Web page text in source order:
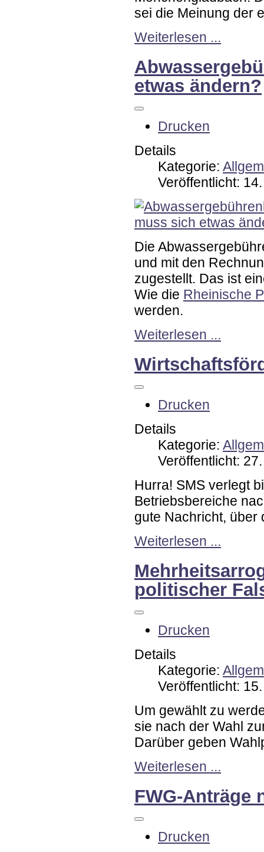
sei die Meinung der
Weiterlesen ...
etwas ändern?
Drucken
Details
Kategorie:
Veröffentlicht:
Die
und mit den
zugestellt. Das ist
Wie die Rheinische
werden.
Weiterlesen ...
Drucken
Details
Kategorie:
Veröffentlicht:
Hurra! SMS verlegt
Betriebsbereiche
gute Nachricht, über
Weiterlesen ...
politischer
Drucken
Details
Kategorie:
Veröffentlicht:
Um gewählt zu
sie nach der Wahl
Darüber geben
Weiterlesen ...
FWG-Anträge
Drucken